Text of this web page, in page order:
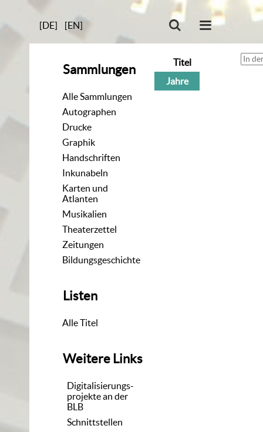
[DE] [EN]
Sammlungen
Alle Sammlungen
Autographen
Drucke
Graphik
Handschriften
Inkunabeln
Karten und
Atlanten
Musikalien
Theaterzettel
Zeitungen
Bildungsgeschichte
Listen
Alle Titel
Weitere Links
Digitalisierungs-
projekte an der
BLB
Schnittstellen
Titel
Jahre